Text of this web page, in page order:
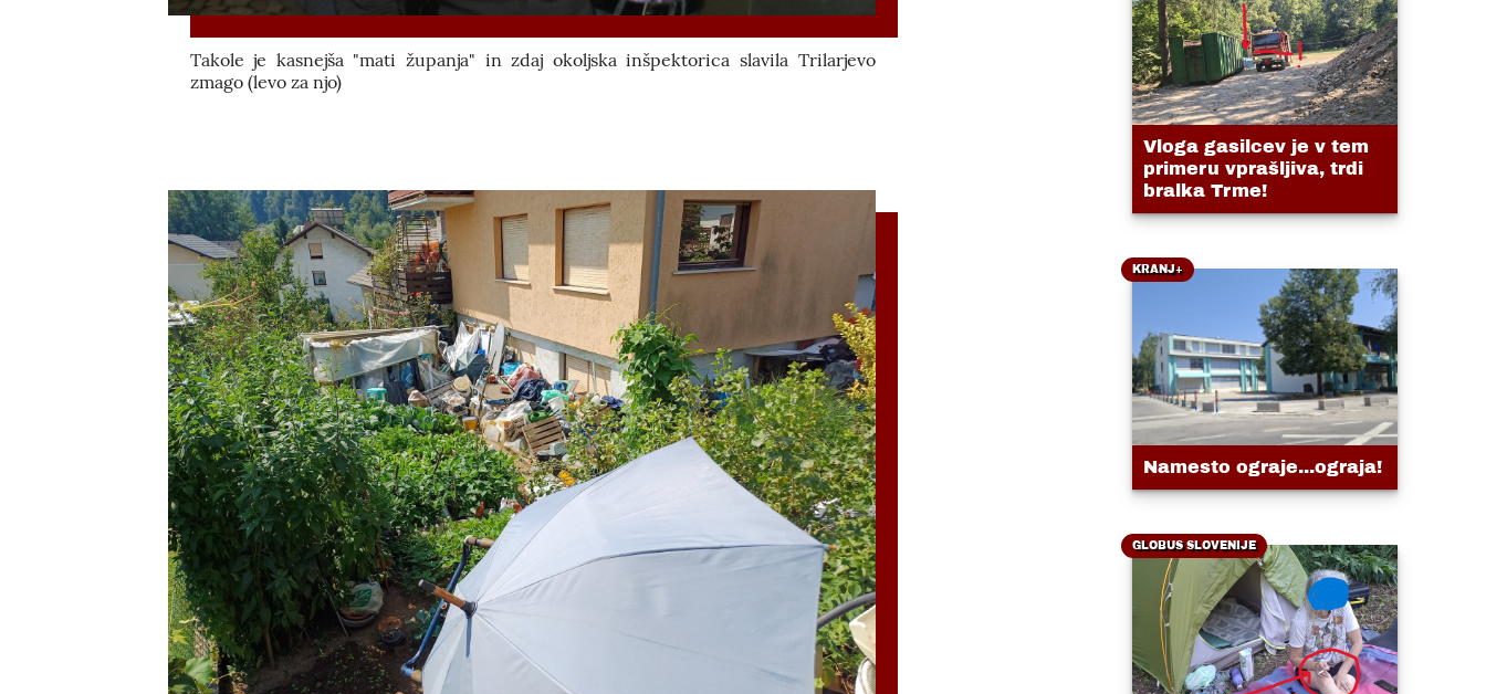
Takole je kasnejša "mati županja" in zdaj okoljska inšpektorica slavila Trilarjevo
zmago (levo za njo)
Vloga gasilcev je v tem
primeru vprašljiva, trdi
bralka Trme!
KRANJ+
Namesto ograje...ograja!
GLOBUS SLOVENIJE